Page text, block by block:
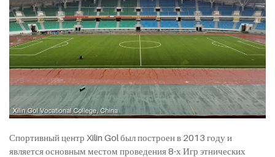
Спортивный центр Xilin Gol был построен в 2013 году и
является основным местом проведения 8-х Игр этнических